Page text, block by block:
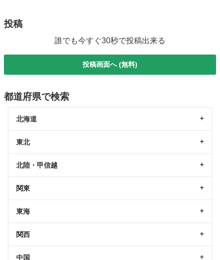
投稿
誰でも今すぐ30秒で投稿出来る
投稿画面へ (無料)
都道府県で検索
北海道
東北
北陸・甲信越
関東
東海
関西
中国